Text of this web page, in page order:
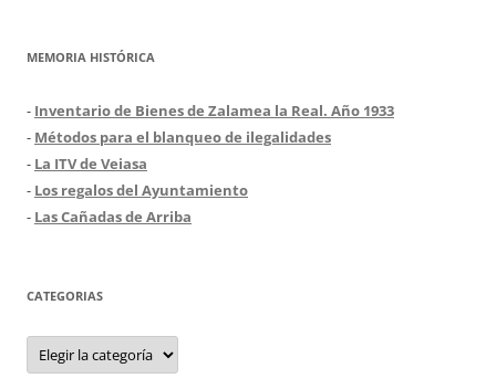
MEMORIA HISTÓRICA
- Inventario de Bienes de Zalamea la Real. Año 1933
- Métodos para el blanqueo de ilegalidades
- La ITV de Veiasa
- Los regalos del Ayuntamiento
- Las Cañadas de Arriba
CATEGORIAS
Categorias